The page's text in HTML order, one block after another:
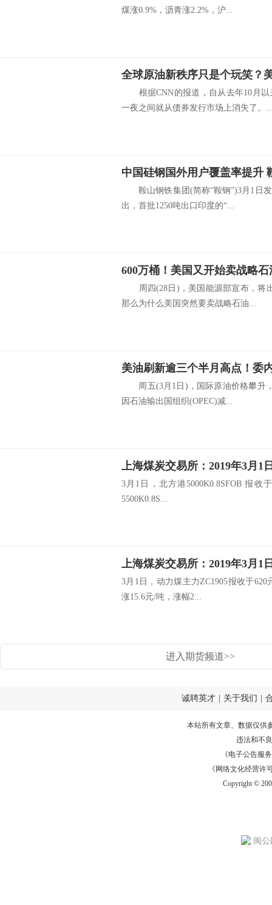
煤涨0.9%，沥青涨2.2%，沪...
根据CNN的报道，自从去年10月以
一夜之间就从债券发行市场上消失了。
鞍山钢铁集团(简称“鞍钢”)3月1日发
出，首批1250吨出口印度的“...
600万桶！美国又开始卖战略
周四(28日)，美国能源部宣布，
那么为什么美国突然要卖战略石油...
周五(3月1日)，国际原油价格攀升
因石油输出国组织(OPEC)减...
上海煤炭交易所：2019年3月1
3月1日，北方港5000K0.8SFOB 报收
5500K0.8S...
上海煤炭交易所：2019年3月1
3月1日，动力煤主力ZC1905报收于
涨15.6元/吨，涨幅2...
进入期货频道>>
诚聘英才 关于我们
本站所有文章、数据仅供
违法和不
《电子公告服务
《网络文化经营许
Copyright ©
闽公